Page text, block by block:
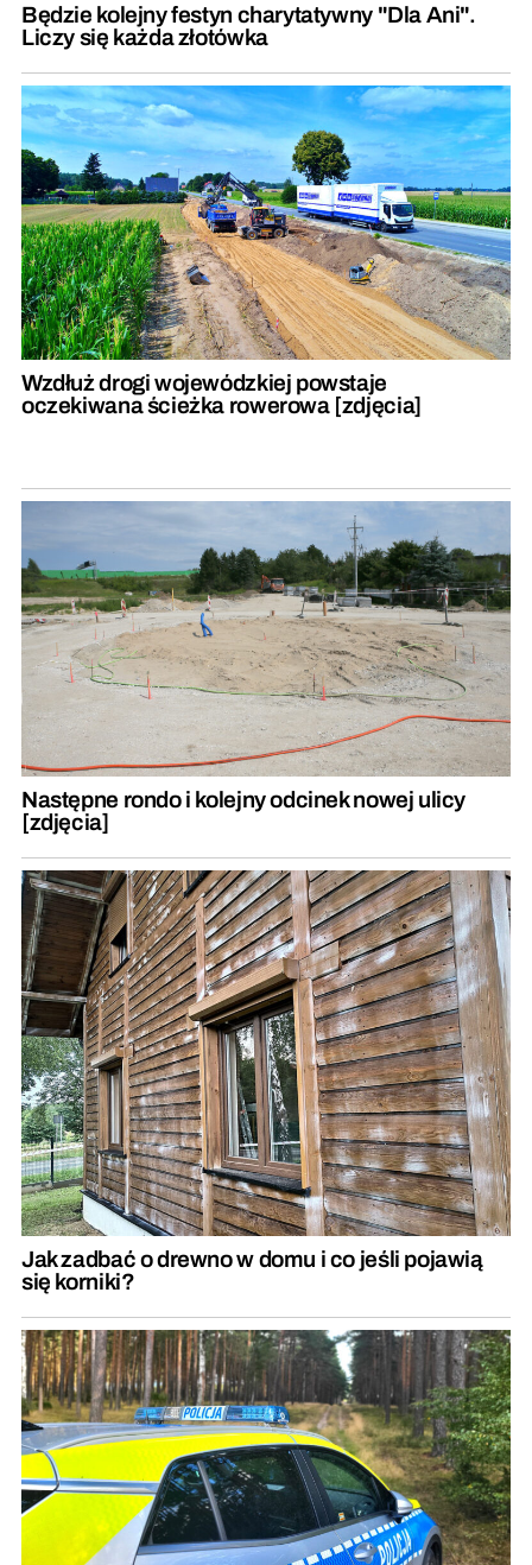
Będzie kolejny festyn charytatywny "Dla Ani".
Liczy się każda złotówka
Wzdłuż drogi wojewódzkiej powstaje
oczekiwana ścieżka rowerowa [zdjęcia]
Następne rondo i kolejny odcinek nowej ulicy
[zdjęcia]
Jak zadbać o drewno w domu i co jeśli pojawią
się korniki?